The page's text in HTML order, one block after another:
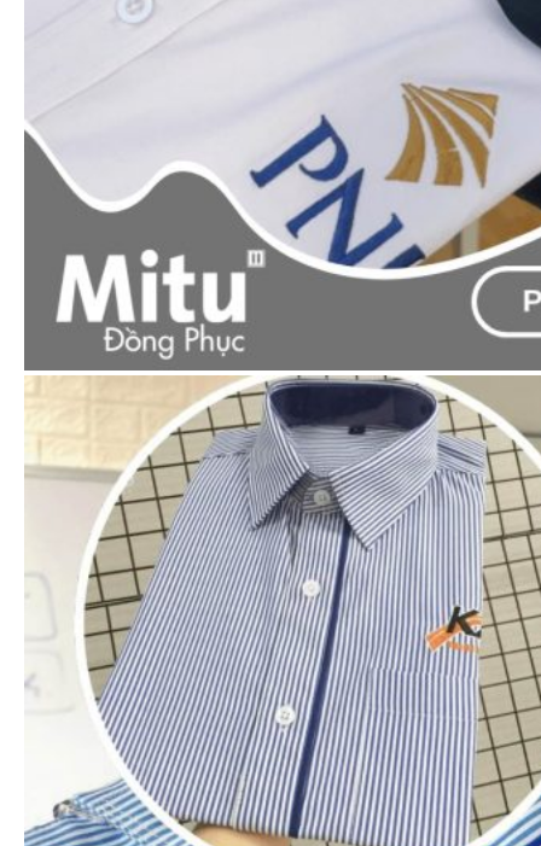
Áo thun cổ trụ cổ & tay 3 sọc (Đủ 8 màu áo)
Xem nhanh